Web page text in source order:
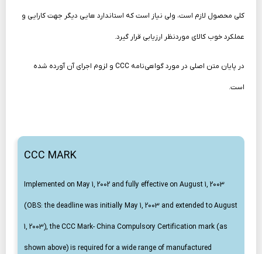
کلی محصول لازم است، ولی نیاز است که استاندارد هایی دیگر جهت کارایی و
عملکرد خوب کالای موردنظر ارزیابی قرار گیرد.
در پایان متن اصلی در مورد گواهی‌نامه CCC و لزوم اجرای آن آورده شده
است.
CCC MARK
Implemented on May 1, 2002 and fully effective on August 1, 2003
(OBS: the deadline was initially May 1, 2003 and extended to August
1, 2003), the CCC Mark- China Compulsory Certification mark (as
shown above) is required for a wide range of manufactured